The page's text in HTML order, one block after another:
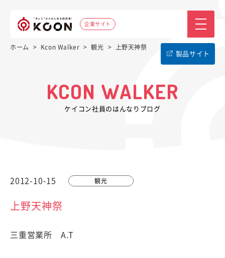
企業サイト
製品サイト
ホーム > Kcon Walker > 観光 > 上野天神祭
KCON WALKER
ケイコン社員のはんなりブログ
2012-10-15 観光
上野天神祭
三重営業所 A.T